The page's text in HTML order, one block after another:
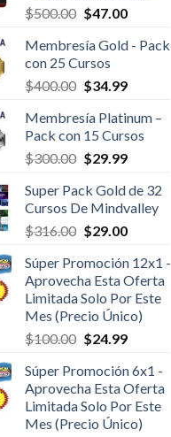
$500.00 $47.00
Membresía Gold - Pack
con 25 Cursos
$400.00 $34.99
Membresía Platinum –
Pack con 15 Cursos
$300.00 $29.99
Super Pack Gold de 32
Cursos De Mindvalley
$316.00 $29.00
Súper Promoción 12x1 -
Aprovecha Esta Oferta
Limitada Solo Por Este
Mes (Precio Único)
$100.00 $24.99
Súper Promoción 6x1 -
Aprovecha Esta Oferta
Limitada Solo Por Este
Mes (Precio Único)